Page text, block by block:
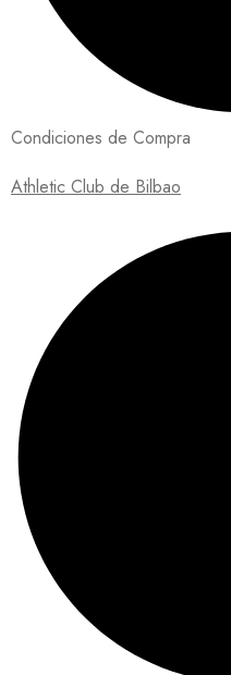
Condiciones de Compra
Athletic Club de Bilbao